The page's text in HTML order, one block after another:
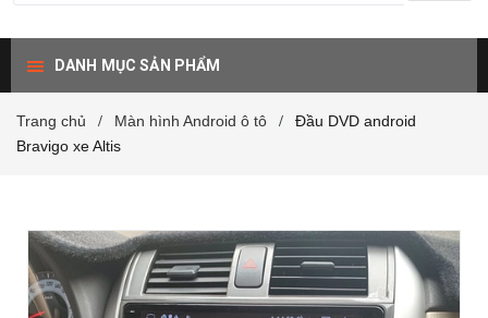
DANH MỤC SẢN PHẨM
Trang chủ / Màn hình Android ô tô /
Đầu DVD android
Bravigo xe Altis